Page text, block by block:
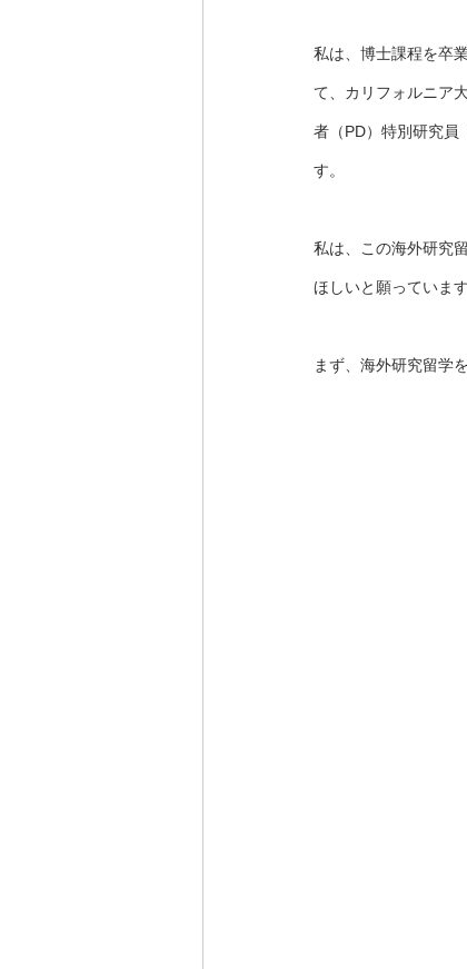
私は、博士課程を卒
て、カリフォルニア
者（PD）特別研究員
す。
私は、この海外研究
ほしいと願っていま
まず、海外研究留学